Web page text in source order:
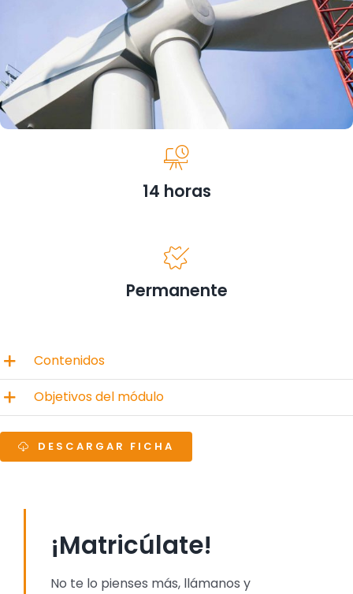
14 horas
Permanente
Contenidos
Objetivos del módulo
DESCARGAR FICHA
¡Matricúlate!
No te lo pienses más, llámanos y